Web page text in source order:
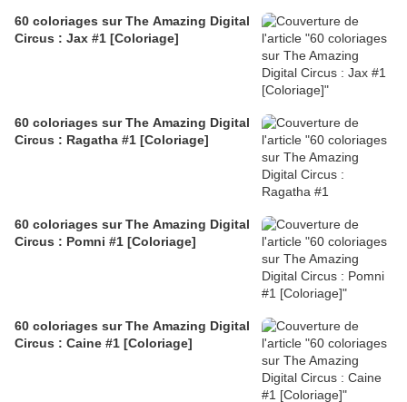
60 coloriages sur The Amazing Digital
Circus : Jax #1 [Coloriage]
60 coloriages sur The Amazing Digital
Circus : Ragatha #1 [Coloriage]
60 coloriages sur The Amazing Digital
Circus : Pomni #1 [Coloriage]
60 coloriages sur The Amazing Digital
Circus : Caine #1 [Coloriage]